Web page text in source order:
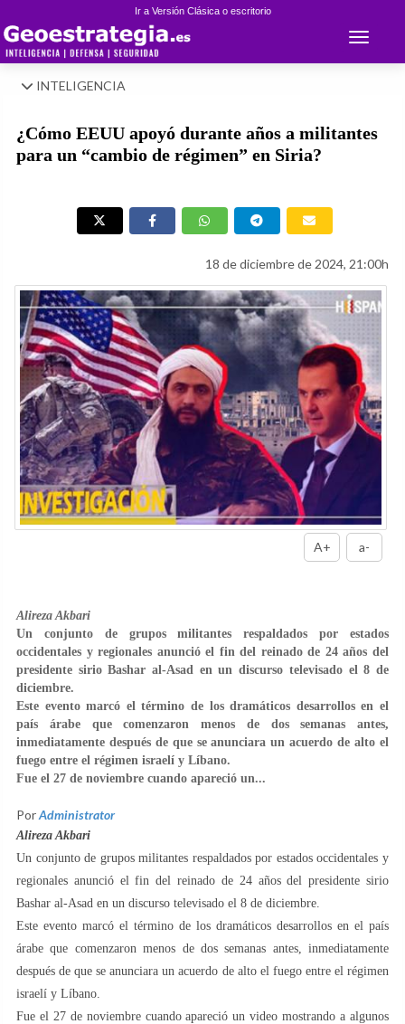
Ir a Versión Clásica o escritorio
Toggle
INTELIGENCIA
¿Cómo EEUU apoyó durante años a militantes
para un “cambio de régimen” en Siria?
18 de diciembre de 2024, 21:00h
A+ a-
Alireza Akbari
Un conjunto de grupos militantes respaldados por estados
occidentales y regionales anunció el fin del reinado de 24 años del
presidente sirio Bashar al-Asad en un discurso televisado el 8 de
diciembre.
Este evento marcó el término de los dramáticos desarrollos en el
país árabe que comenzaron menos de dos semanas antes,
inmediatamente después de que se anunciara un acuerdo de alto el
fuego entre el régimen israelí y Líbano.
Fue el 27 de noviembre cuando apareció un...
PorAdministrator
Alireza Akbari
Un conjunto de grupos militantes respaldados por estados occidentales y
regionales anunció el fin del reinado de 24 años del presidente sirio
Bashar al-Asad en un discurso televisado el 8 de diciembre.
Este evento marcó el término de los dramáticos desarrollos en el país
árabe que comenzaron menos de dos semanas antes, inmediatamente
después de que se anunciara un acuerdo de alto el fuego entre el régimen
israelí y Líbano.
Fue el 27 de noviembre cuando apareció un video mostrando a algunos